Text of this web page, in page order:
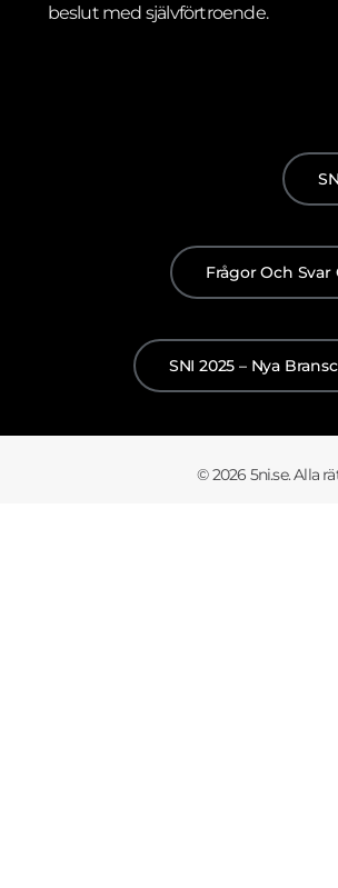
beslut med självförtroende.
Frågor Och Svar
SNI 2025 – Nya
© 2026 5ni.se. Alla